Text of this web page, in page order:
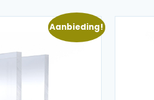
Aanbieding!